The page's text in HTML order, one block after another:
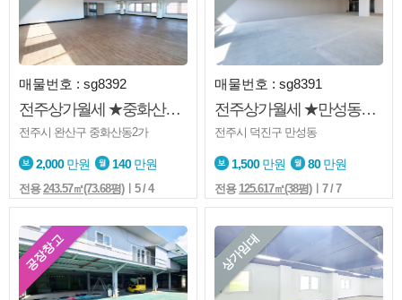
매물번호 : sg8392
전주상가월세 ★중화산동2가★4층★엘베★가성비굿
전주시 완산구 중화산동2가
2,000만원 140만원
전용243.57㎡(73.68평)ㅣ5 / 4
매물번호 : sg8391
전주상가월세 ★만성동★7층★학원★업종문의★테라스
전주시 덕진구 만성동
1,500만원 80만원
전용 125.617㎡(38평)ㅣ7 / 7
공장창고 상가임대